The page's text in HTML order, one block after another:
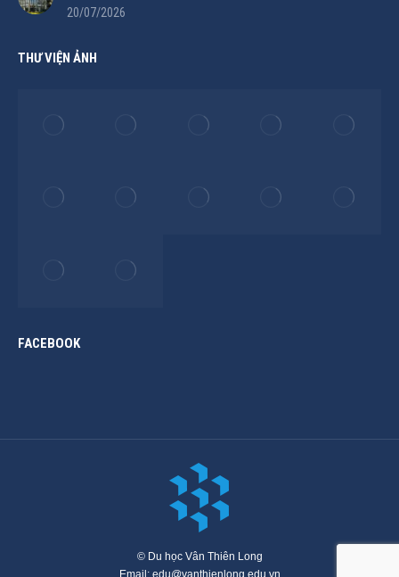
20/07/2026
THƯ VIỆN ẢNH
FACEBOOK
© Du học Vân Thiên Long
Email: edu@vanthienlong.edu.vn